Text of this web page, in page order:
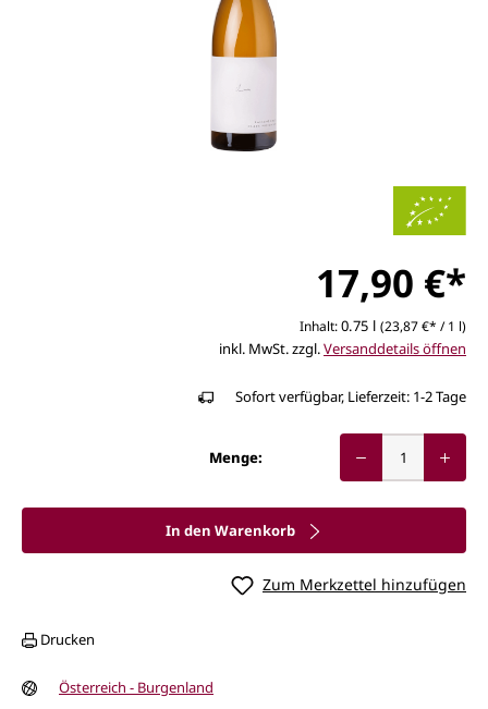
17,90 €*
Inhalt:0.75 l (23,87 €* / 1 l)
inkl. MwSt. zzgl.Versanddetails öffnen
Sofort verfügbar, Lieferzeit: 1-2 Tage
Menge:
In den Warenkorb
Zum Merkzettel hinzufügen
Drucken
Österreich - Burgenland